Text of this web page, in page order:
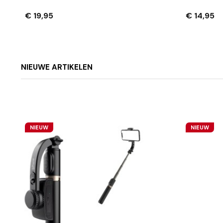
Switch 2 – 2 Stuks
€ 19,95 € 14,95
NIEUWE ARTIKELEN
NIEUW NIEUW